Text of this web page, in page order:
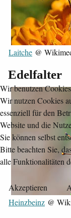
Laitche @
Edelfalter
Heinzbeinz @
Wir benutzen Cookies
Wir nutzen Cookies
essenziell für den
Website und die
Sie können selbst
Bitte beachten Sie,
alle Funktionalitäten
Akzeptieren